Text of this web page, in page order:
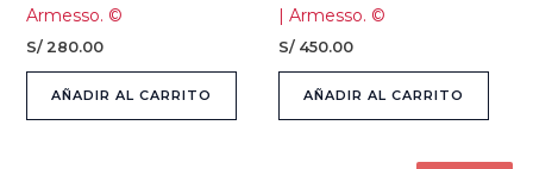
Armesso. ©
S/280.00
AÑADIR AL CARRITO
| Armesso. ©
S/ 450.00
AÑADIR AL CARRITO